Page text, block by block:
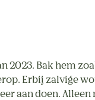
2023. Bak hem
Erbij zalvige
aan doen. Alleen